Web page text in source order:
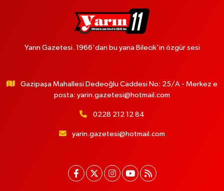
Yarın Gazetesi. 1966'dan bu yana Bilecik'in özgür sesi
Gazipaşa Mahallesi Dedeoğlu Caddesi No: 25/A - Merkez e
posta: yarin.gazetesi@hotmail.com
0228 212 12 84
yarin.gazetesi@hotmail.com